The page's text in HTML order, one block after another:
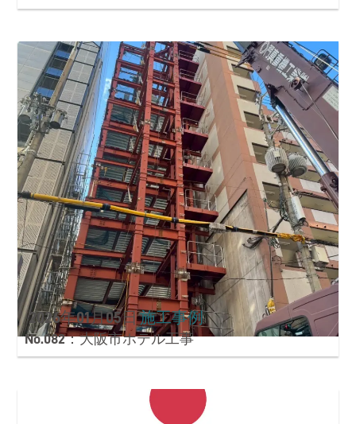
2026年01月05日施工事例
No.082：大阪市ホテル工事